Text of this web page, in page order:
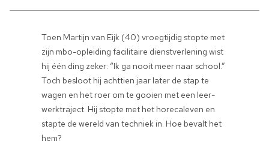
Toen Martijn van Eijk (40) vroegtijdig stopte met
zijn mbo-opleiding facilitaire dienstverlening wist
hij één ding zeker: “Ik ga nooit meer naar school.”
Toch besloot hij achttien jaar later de stap te
wagen en het roer om te gooien met een leer-
werktraject. Hij stopte met het horecaleven en
stapte de wereld van techniek in. Hoe bevalt het
hem?